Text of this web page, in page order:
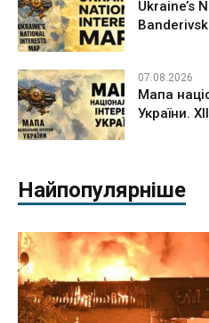
Ukraine’s
07.08.2026
Мапа
України.
Найпопулярніше